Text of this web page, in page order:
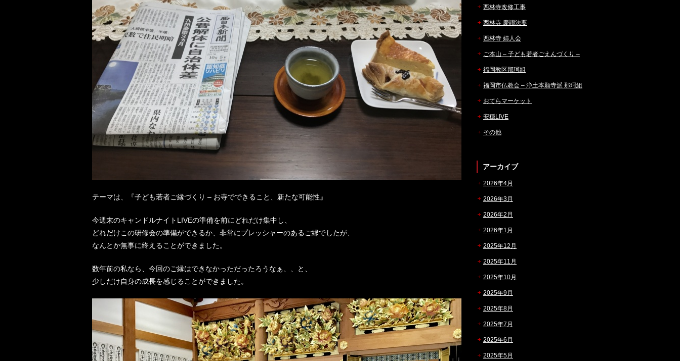
テーマは、『子ども若者ご縁づくり – お寺でできること、新たな可能性』
今週末のキャンドルナイトLIVEの準備を前にどれだけ集中し、
どれだけこの研修会の準備ができるか、非常にプレッシャーのあるご縁でしたが、
なんとか無事に終えることができました。
数年前の私なら、今回のご縁はできなかっただったろうなぁ、、と、
少しだけ自身の成長を感じることができました。
西林寺改修工事
西林寺 慶讃法要
西林寺 婦人会
ご本山 – 子ども若者ごえんづくり –
福岡教区那珂組
福岡市仏教会 – 浄土本願寺派 那珂組
おてらマーケット
安穏LIVE
その他
アーカイブ
2026年4月
2026年3月
2026年2月
2026年1月
2025年12月
2025年11月
2025年10月
2025年9月
2025年8月
2025年7月
2025年6月
2025年5月